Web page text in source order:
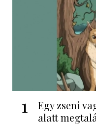
1
Egy zseni
alatt